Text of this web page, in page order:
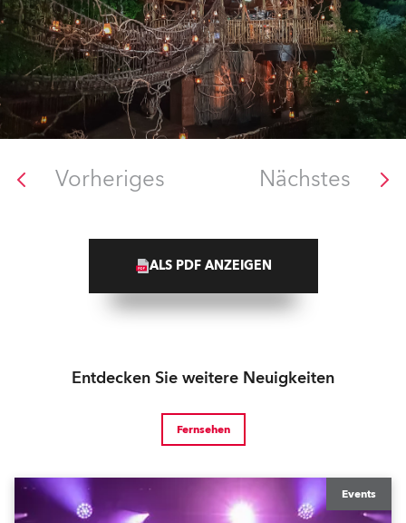
Vorheriges Nächstes
ALS PDF ANZEIGEN
Entdecken Sie weitere Neuigkeiten
Fernsehen
Events